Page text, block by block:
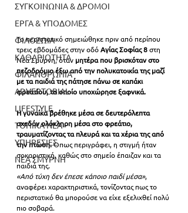
ΣΥΓΚΟΙΝΩΝΙΑ & ΔΡΟΜΟΙ
ΕΡΓΑ & ΥΠΟΔΟΜΕΣ
ΦΙΛΟΖΩΙΑ
ΚΑΘΑΡΙΟΤΗΤΑ
ΦΙΛΑΝΘΡΩΠΙΑ
ADVERTORIAL
LIFESTYLE
ΤΟΠΙΚΑ ΝΕΑ
ΥΠΗΡΕΣΙΕΣ
ΝΕΑ ΣΜΥΡΝΗ
Το περιστατικό σημειώθηκε πριν από περίπου
τρεις εβδομάδες στην οδό Αγίας Σοφίας 8 στη
Νέα Σμύρνη, όταν μητέρα που βρισκόταν στο
πεζοδρόμιο έξω από την πολυκατοικία της μαζί
με τα παιδιά της πάτησε πάνω σε καπάκι
φρεατίου, το οποίο υποχώρησε ξαφνικά.
Η γυναίκα βρέθηκε μέσα σε δευτερόλεπτα
σχεδόν ολόκληρη μέσα στο φρεάτιο,
τραυματίζοντας τα πλευρά και τα χέρια της από
την πτώση. Όπως περιγράφει, η στιγμή ήταν
σοκαριστική, καθώς στο σημείο έπαιζαν και τα
παιδιά της.
«Από τύχη δεν έπεσε κάποιο παιδί μέσα»,
αναφέρει χαρακτηριστικά, τονίζοντας πως το
περιστατικό θα μπορούσε να είχε εξελιχθεί πολύ
πιο σοβαρά.